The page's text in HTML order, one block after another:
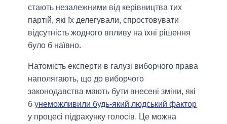
стають незалежними від керівництва тих
партій, які їх делегували, спростовувати
відсутність жодного впливу на їхні рішення
було б наївно.
Натомість експерти в галузі виборчого права
наполягають, що до виборчого
законодавства мають бути внесені зміни, які
б унеможливили будь-який людський фактор
у процесі підрахунку голосів. Це можна